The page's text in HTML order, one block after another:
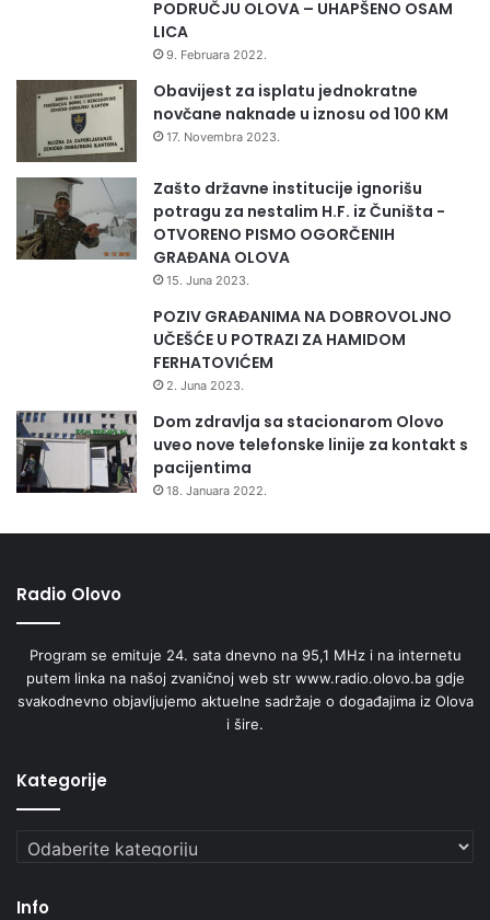
PODRUČJU OLOVA – UHAPŠENO OSAM
LICA
9. Februara 2022.
Obavijest za isplatu jednokratne
novčane naknade u iznosu od 100 KM
17. Novembra 2023.
Zašto državne institucije ignorišu
potragu za nestalim H.F. iz Čuništa -
OTVORENO PISMO OGORČENIH
GRAĐANA OLOVA
15. Juna 2023.
POZIV GRAĐANIMA NA DOBROVOLJNO
UČEŠĆE U POTRAZI ZA HAMIDOM
FERHATOVIĆEM
2. Juna 2023.
Dom zdravlja sa stacionarom Olovo
uveo nove telefonske linije za kontakt s
pacijentima
18. Januara 2022.
Radio Olovo
Program se emituje 24. sata dnevno na 95,1 MHz i na internetu
putem linka na našoj zvaničnoj web str www.radio.olovo.ba gdje
svakodnevno objavljujemo aktuelne sadržaje o događajima iz Olova
i šire.
Kategorije
Kategorije
Info